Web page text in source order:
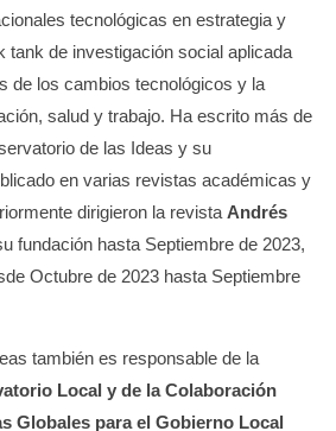
tecnológicas en estrategia y
tank de investigación social aplicada
de los cambios tecnológicos y la
salud y trabajo. Ha escrito más de
de las Ideas y su
en varias revistas académicas y
dirigieron la revista Andrés
fundación hasta Septiembre de 2023,
Octubre de 2023 hasta Septiembre
también es responsable de la
Local y de la Colaboración
Globales para el Gobierno Local